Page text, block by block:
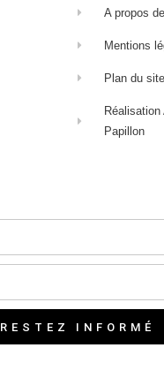
A propos
Mentions
Plan du site
Papillon
RESTEZ INFORMÉ